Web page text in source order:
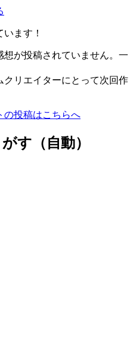
ます！
想が投稿されていません。一
リエイターにとって次回作
投稿はこちらへ
す（自動）